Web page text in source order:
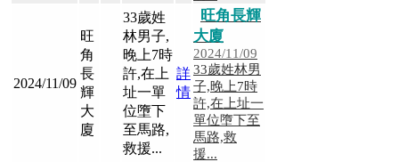
買
2024/11/09
旺
角
長
輝
大
廈
33歲姓
林男子,
晚上7時
許,在上
址一單
位墮下
至馬路,
救援...
詳
情
旺角長輝
大廈
2024/11/09
33歲姓林男
子,晚上7時
許,在上址一
單位墮下至
馬路,救
援...